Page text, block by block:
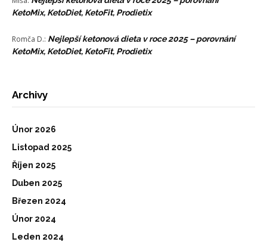
KetoMix, KetoDiet, KetoFit, Prodietix
Romča D.: Nejlepší ketonová dieta v roce 2025 – porovnání
KetoMix, KetoDiet, KetoFit, Prodietix
Archivy
Únor 2026
Listopad 2025
Říjen 2025
Duben 2025
Březen 2024
Únor 2024
Leden 2024